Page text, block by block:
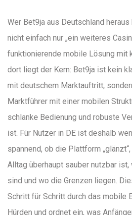
Wer Bet9ja aus Deutschland
nicht einfach nur „ein weiteres
funktionierende mobile Lösung mit
dort liegt der Kern: Bet9ja ist kein
mit deutschem Marktauftritt,
Marktführer mit einer mobilen
schlanke Bedienung und robuste
ist. Für Nutzer in DE ist deshalb
spannend, ob die Plattform
Alltag überhaupt sauber nutzbar
sind und wo die Grenzen liegen.
Schritt für Schritt durch das mobile
Hürden und ordnet ein, was